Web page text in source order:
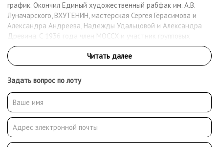
график. Окончил Единый художественный рабфак им. А.В.
Луначарского, ВХУТЕНИН, мастерская Сергея Герасимова и
Александра Андреева, Надежды Удальцовой и Александра
Древина. С 1936 года член МОССХ и участник групповых
выставок. Работал в пейзажном и портретном жанре: писал
подмосковные пейзажи, рабочих завода им. В.И. Ленина и
другое. Александр Бурыкин много работал в акварельной
технике, писал лирические пейзажи, архитектурные и
интерьерные мотивы, обнаженную натуру. Работы художника
хранятся во многих областных музеях России, в том числе в
музеях г. Калуги, Козельска, Шушенского и в частных
собраниях.
Задать вопрос по лоту